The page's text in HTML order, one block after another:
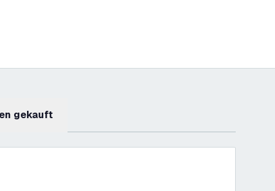
gekauft